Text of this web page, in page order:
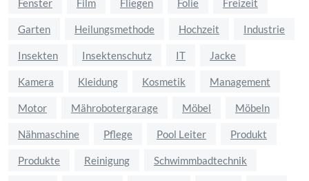
Fenster Film Fliegen Folie Freizeit
Garten Heilungsmethode Hochzeit Industrie
Insekten Insektenschutz IT Jacke
Kamera Kleidung Kosmetik Management
Motor Mährobotergarage Möbel Möbeln
Nähmaschine Pflege Pool Leiter Produkt
Produkte Reinigung Schwimmbadtechnik